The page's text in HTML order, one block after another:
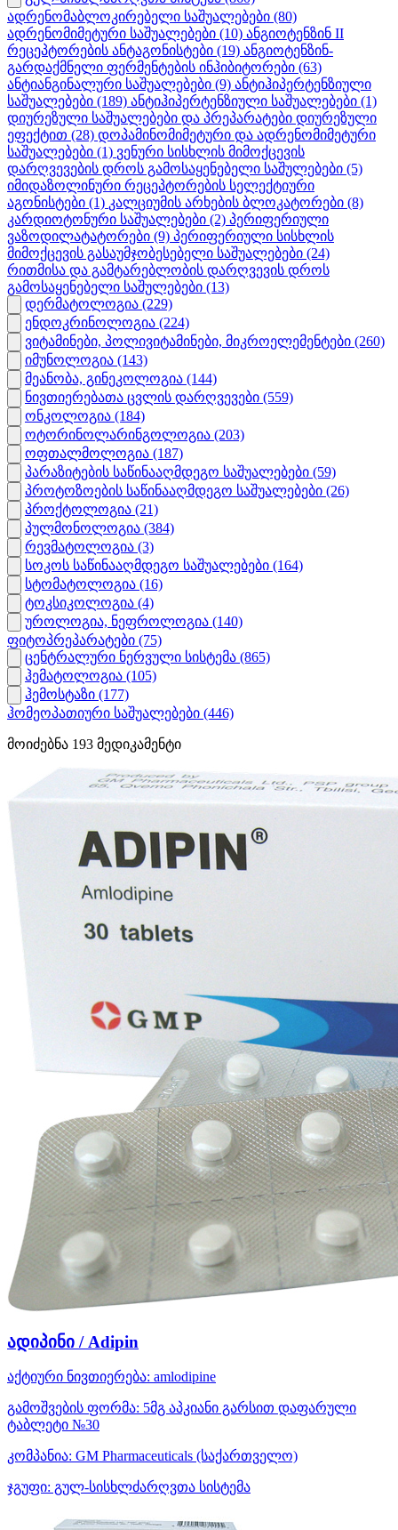
ადრენომაბლოკირებელი საშუალებები (80)
ადრენომიმეტური საშუალებები (10) ანგიოტენზინ II
რეცეპტორების ანტაგონისტები (19) ანგიოტენზინ-
გარდაქმნელი ფერმენტების ინჰიბიტორები (63)
ანტიანგინალური საშუალებები (9) ანტიჰიპერტენზიული
საშუალებები (189) ანტიჰიპერტენზიული საშუალებები (1)
დიურეზული საშუალებები და პრეპარატები დიურეზული
ეფექტით (28) დოპამინომიმეტური და ადრენომიმეტური
საშუალებები (1) ვენური სისხლის მიმოქცევის
დარღვევების დროს გამოსაყენებელი საშულებები (5)
იმიდაზოლინური რეცეპტორების სელექტიური
აგონისტები (1) კალციუმის არხების ბლოკატორები (8)
კარდიოტონური საშუალებები (2) პერიფერიული
ვაზოდილატატორები (9) პერიფერიული სისხლის
მიმოქცევის გასაუმჯობესებელი საშუალებები (24)
რითმისა და გამტარებლობის დარღვევის დროს
გამოსაყენებელი საშულებები (13)
დერმატოლოგია (229)
ენდოკრინოლოგია (224)
ვიტამინები, პოლივიტამინები, მიკროელემენტები (260)
იმუნოლოგია (143)
მეანობა, გინეკოლოგია (144)
ნივთიერებათა ცვლის დარღვევები (559)
ონკოლოგია (184)
ოტორინოლარინგოლოგია (203)
ოფთალმოლოგია (187)
პარაზიტების საწინააღმდეგო საშუალებები (59)
პროტოზოების საწინააღმდეგო საშუალებები (26)
პროქტოლოგია (21)
პულმონოლოგია (384)
რევმატოლოგია (3)
სოკოს საწინააღმდეგო საშუალებები (164)
სტომატოლოგია (16)
ტოკსიკოლოგია (4)
უროლოგია, ნეფროლოგია (140)
ფიტოპრეპარატები (75)
ცენტრალური ნერვული სისტემა (865)
ჰემატოლოგია (105)
ჰემოსტაზი (177)
ჰომეოპათიური საშუალებები (446)
მოიძებნა 193 მედიკამენტი
ადიპინი / Adipin
აქტიური ნივთიერება: amlodipine
გამოშვების ფორმა: 5მგ აპკიანი გარსით დაფარული
ტაბლეტი №30
კომპანია: GM Pharmaceuticals (საქართველო)
ჯგუფი: გულ-სისხლძარღვთა სისტემა